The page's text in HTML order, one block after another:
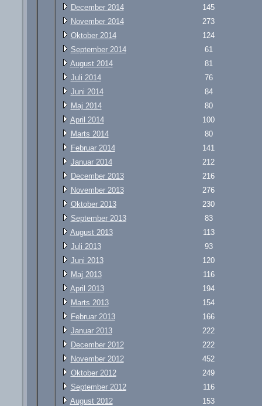
December 2014
145
November 2014
273
Oktober 2014
124
September 2014
61
August 2014
81
Juli 2014
76
Juni 2014
84
Maj 2014
80
April 2014
100
Marts 2014
80
Februar 2014
141
Januar 2014
212
December 2013
216
November 2013
276
Oktober 2013
230
September 2013
83
August 2013
113
Juli 2013
93
Juni 2013
120
Maj 2013
116
April 2013
194
Marts 2013
154
Februar 2013
166
Januar 2013
222
December 2012
222
November 2012
452
Oktober 2012
249
September 2012
116
August 2012
153